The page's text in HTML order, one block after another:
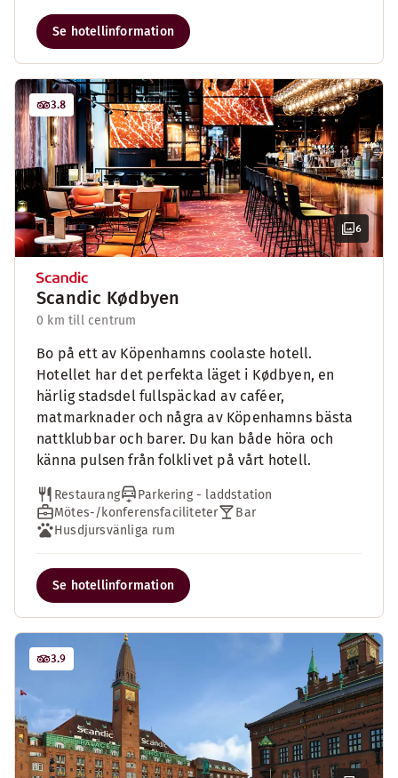
Se hotellinformation
6
3.8
Scandic Kødbyen
0 km till centrum
Bo på ett av Köpenhamns coolaste hotell.
Hotellet har det perfekta läget i Kødbyen, en
härlig stadsdel fullspäckad av caféer,
matmarknader och några av Köpenhamns bästa
nattklubbar och barer. Du kan både höra och
känna pulsen från folklivet på vårt hotell.
Restaurang
Parkering - laddstation
Mötes-/konferensfaciliteter
Bar
Husdjursvänliga rum
Se hotellinformation
3.9